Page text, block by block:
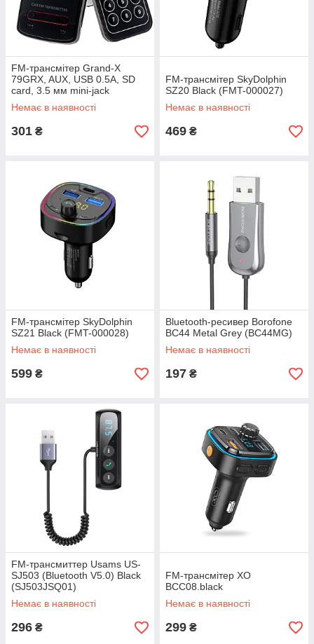
FM-трансмітер Grand-X
79GRX, AUX, USB 0.5A, SD
card, 3.5 мм mini-jack
Немає в наявності
301 ₴
FM-трансмітер SkyDolphin
SZ20 Black (FMT-000027)
Немає в наявності
469 ₴
FM-трансмітер SkyDolphin
SZ21 Black (FMT-000028)
Немає в наявності
599 ₴
Bluetooth-ресивер Borofone
BC44 Metal Grey (BC44MG)
Немає в наявності
197 ₴
FM-трансмиттер Usams US-
SJ503 (Bluetooth V5.0) Black
(SJ503JSQ01)
Немає в наявності
296 ₴
FM-трансмітер XO
BCC08.black
Немає в наявності
299 ₴